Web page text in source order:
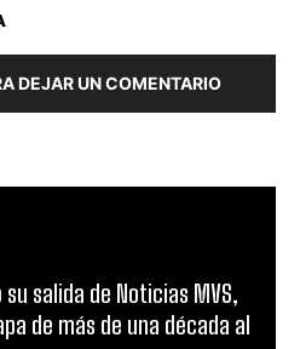
DEJAR UN COMENTARIO
salida de Noticias MVS,
de más de una década al